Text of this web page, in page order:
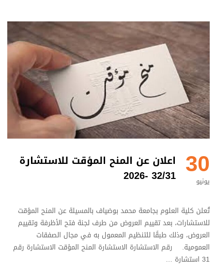
30
يونيو
اعلان عن المنح المؤقت للاستشارة
32/31 -2026
تُعلن كلية العلوم بجامعة محمد بوضياف بالمسيلة عن المنح المؤقت
للاستشارات، بعد تقييم العروض من طرف لجنة فتح الأظرفة وتقييم
العروض، وذلك طبقًا للتنظيم المعمول به في مجال الصفقات
العمومية. رقم الاستشارة الاستشارة المنح المؤقت الاستشارة رقم
31 استشارة …